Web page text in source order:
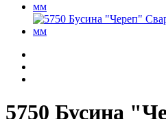
5750 Бусина